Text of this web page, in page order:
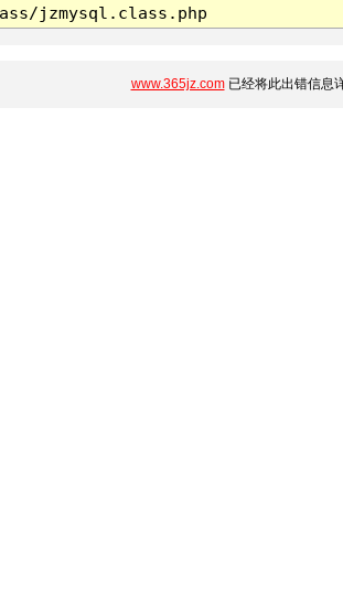
jzmysql.class.php
www.365jz.com已经将此出错信息